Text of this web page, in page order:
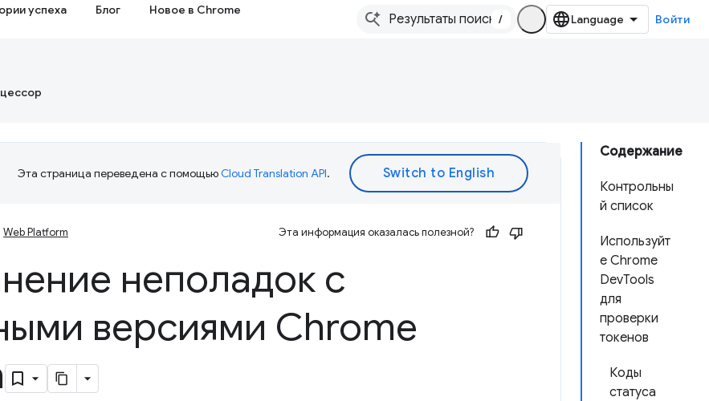
успеха Блог Новое в Chrome
/ Войти
Содержание
Контрольны
й список
Используйт
е Chrome
DevTools
для
проверки
токенов
Коды
статуса
Эта страница переведена с помощьюCloud Translation API.
Web Platform Эта информация оказалась полезной?
неполадок с
версиями Chrome